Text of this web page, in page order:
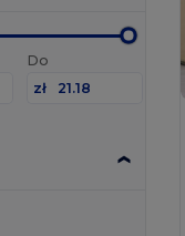
Do
zł